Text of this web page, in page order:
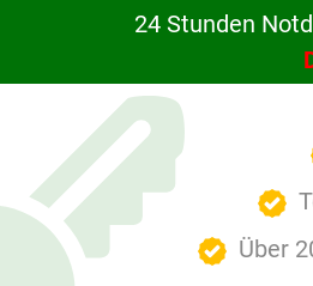
24 Stunden
Über